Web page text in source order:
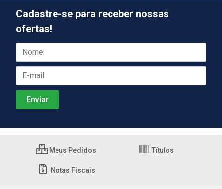
Cadastre-se para receber nossas
ofertas!
Meus Pedidos Títulos
Notas Fiscais